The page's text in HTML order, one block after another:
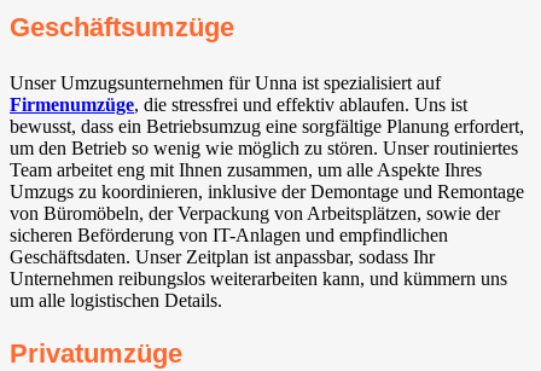
Geschäftsumzüge
Unser Umzugsunternehmen für Unna ist spezialisiert auf
Firmenumzüge, die stressfrei und effektiv ablaufen. Uns ist
bewusst, dass ein Betriebsumzug eine sorgfältige Planung erfordert,
um den Betrieb so wenig wie möglich zu stören. Unser routiniertes
Team arbeitet eng mit Ihnen zusammen, um alle Aspekte Ihres
Umzugs zu koordinieren, inklusive der Demontage und Remontage
von Büromöbeln, der Verpackung von Arbeitsplätzen, sowie der
sicheren Beförderung von IT-Anlagen und empfindlichen
Geschäftsdaten. Unser Zeitplan ist anpassbar, sodass Ihr
Unternehmen reibungslos weiterarbeiten kann, und kümmern uns
um alle logistischen Details.
Privatumzüge